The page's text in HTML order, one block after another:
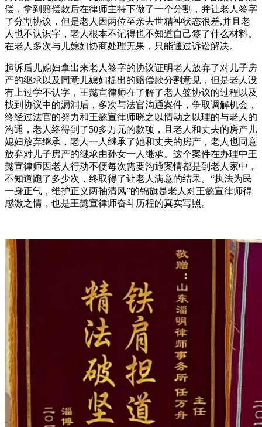
偿，拿到赔偿款后在律师主持下做了一个分割，并让老人签字
了分割协议，但是老人因两位至亲去世精神状态很差,并且老
人也不认识字，老人根本不记得也不知道自己签了什么材料。
在老人多次与儿媳妇协商处理无果，只能通过诉讼解决。
起诉后儿媳妇拿出来老人签字的协议证明老人放弃了对儿子房
产的继承以及同意儿媳妇提出的赔偿款分割意见，但是老人没
有上过学不认字，王懿宣律师在了解了老人签协议的过程以及
找到协议中的漏洞后，多次与法官沟通案件，争取调解机会，
终经过法官的努力和王懿宣律师晓之以情动之以理的与老人的
沟通，老人终得到了50多万元的款项，且老人和丈夫的房产儿
媳妇放弃继承，老人一人继承了她和丈夫的房产，老人也同意
放弃对儿子房产的继承由孙女一人继承。这个案件在办理中王
懿宣律师因老人行动不便每次需要沟通案情都是到老人家中，
不知道跑了多少次，终取得了让老人满意的结果。“执法为民
一身正气，维护正义两袖清风”的锦旗是老人对王懿宣律师得
感激之情，也是王懿宣律师奋斗历程的真实写照。